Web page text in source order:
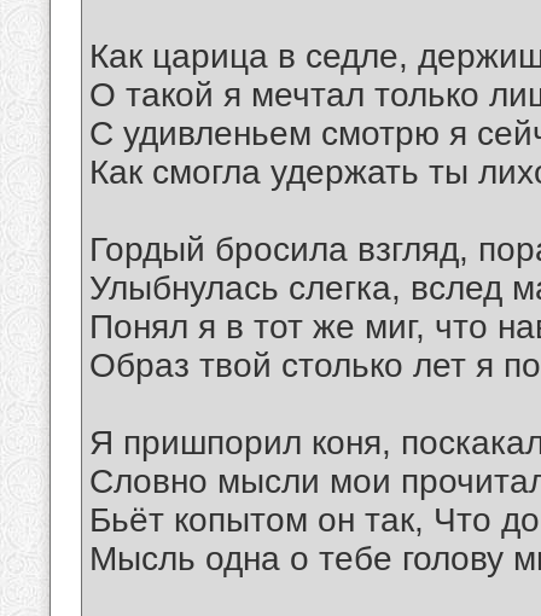
Как царица в седле,
О такой я мечтал только
С удивленьем смотрю я
Как смогла удержать ты
Гордый бросила взгляд,
Улыбнулась слегка, вслед
Понял я в тот же миг, что
Образ твой столько лет я
Я пришпорил коня,
Словно мысли мои
Бьёт копытом он так, Что
Мысль одна о тебе голову